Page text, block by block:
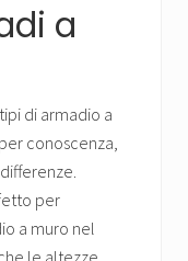
a
di armadio a
conoscenza,
per
a muro nel